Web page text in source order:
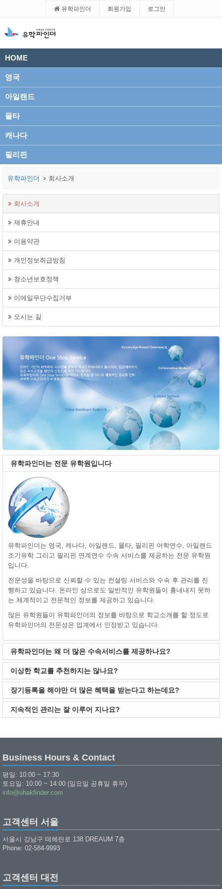
유학파인더 회원가입 로그인
HOME
영국
아일랜드
몰타
캐나다
필리핀
유학파인더 회사소개
회사소개
제휴안내
이용약관
개인정보취급방침
청소년보호정책
이메일무단수집거부
오시는 길
유학파인더는 전문 유학원입니다
유학파인더는 영국, 캐나다, 아일랜드, 몰타, 필리핀 어학연수, 아일랜드
조기유학 그리고 필리핀 연계연수 수속 서비스를 제공하는 전문 유학원
입니다.
전문성을 바탕으로 신뢰할 수 있는 컨설팅 서비스와 수속 후 관리를 진
행하고 있습니다. 온라인 상으로도 일반적인 유학원들이 흉내내지 못하
는 체계적이고 전문적인 정보를 제공하고 있습니다.
많은 유학원들이 유학파인더의 정보를 바탕으로 학교소개를 할 정도로
유학파인더의 전문성은 업계에서 인정받고 있습니다.
유학파인더는 왜 더 많은 수속서비스를 제공하나요?
이상한 학교를 추천하지는 않나요?
장기등록을 해야만 더 많은 혜택을 받는다고 하는데요?
지속적인 관리는 잘 이루어 지나요?
Business Hours & Contact
평일: 10:00 ~ 17:30
토요일: 10:00 ~ 14:00 (일요일 공휴일 휴무)
info@uhakfinder.com
고객센터 서울
서울시 강남구 테헤란로 138 DREAUM 7층
Phone: 02-584-9993
고객센터 대전